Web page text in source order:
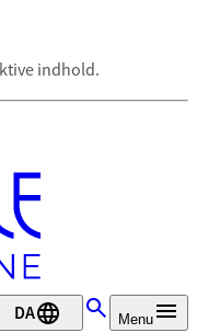
indhold.
DA Menu